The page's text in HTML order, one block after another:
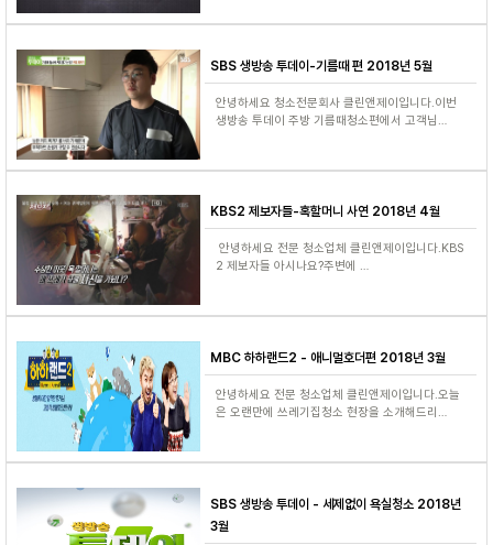
SBS 생방송 투데이-기름때 편 2018년 5월
안녕하세요 청소전문회사 클린앤제이입니다.이번
생방송 투데이 주방 기름때청소편에서 고객님…
KBS2 제보자들-혹할머니 사연 2018년 4월
안녕하세요 전문 청소업체 클린앤제이입니다.KBS
2 제보자들 아시나요?주변에 …
MBC 하하랜드2 - 애니멀호더편 2018년 3월
안녕하세요 전문 청소업체 클린앤제이입니다.오늘
은 오랜만에 쓰레기집청소 현장을 소개해드리…
SBS 생방송 투데이 - 세제없이 욕실청소 2018년
3월